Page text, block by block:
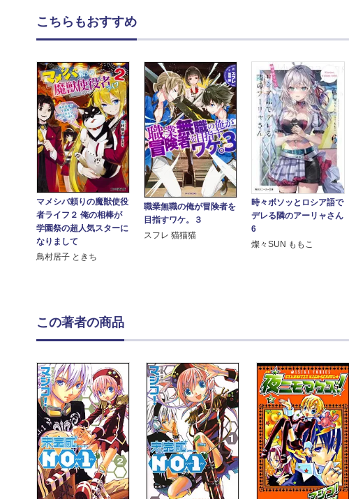
こちらもおすすめ
マメシバ頼りの魔獣使役
者ライフ２ 俺の相棒が
学園祭の超人気スターに
なりまして
鳥村居子 ときち
職業無職の俺が冒険者を
目指すワケ。３
スフレ 猫猫猫
時々ボソッとロシア語で
デレる隣のアーリャさん
6
燦々SUN ももこ
この著者の商品